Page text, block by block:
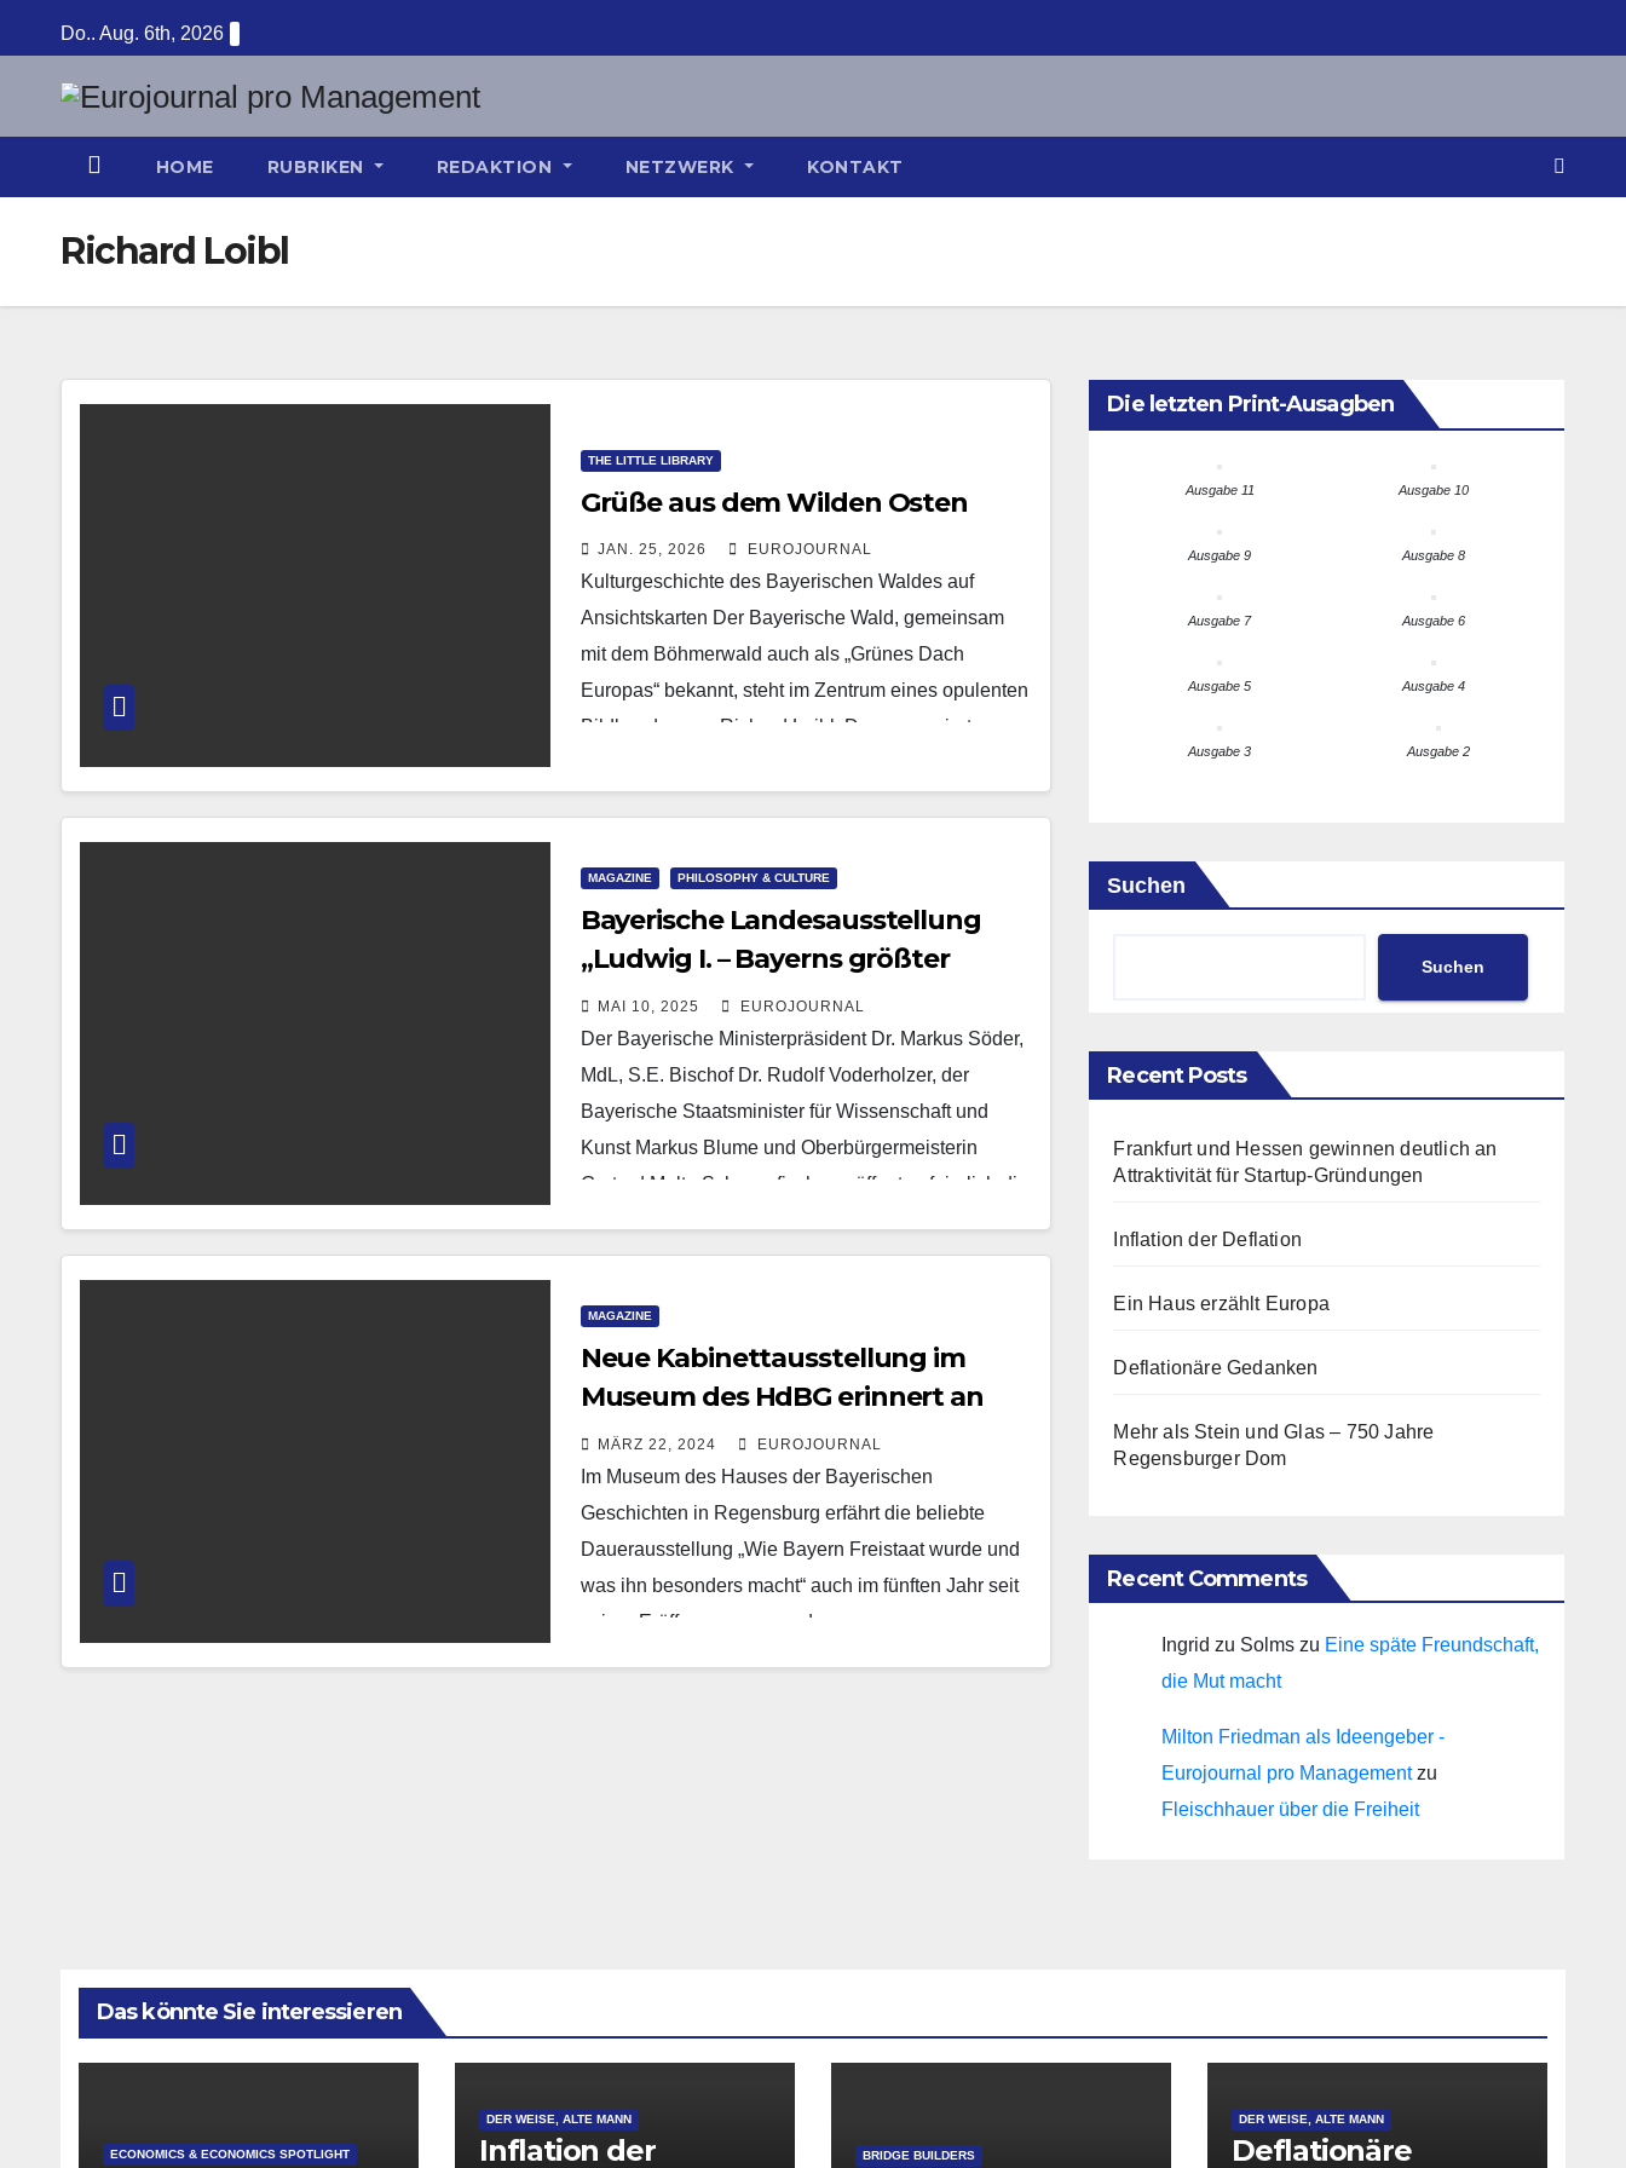
Inhalt
springen
Do.. Aug. 6th, 2026
HOME RUBRIKEN REDAKTION NETZWERK KONTAKT
Richard Loibl
THE LITTLE LIBRARY
Grüße aus dem Wilden Osten
JAN. 25, 2026 EUROJOURNAL
Kulturgeschichte des Bayerischen Waldes auf
Ansichtskarten Der Bayerische Wald, gemeinsam
mit dem Böhmerwald auch als „Grünes Dach
Europas“ bekannt, steht im Zentrum eines opulenten
Bildbandes von Richard Loibl. Der promovierte…
MAGAZINE PHILOSOPHY & CULTURE
Bayerische Landesausstellung
„Ludwig I. – Bayerns größter
König?“ eröffnet
MAI 10, 2025 EUROJOURNAL
Der Bayerische Ministerpräsident Dr. Markus Söder,
MdL, S.E. Bischof Dr. Rudolf Voderholzer, der
Bayerische Staatsminister für Wissenschaft und
Kunst Markus Blume und Oberbürgermeisterin
Gertrud Maltz-Schwarzfischer eröffneten feierlich die
MAGAZINE
Neue Kabinettausstellung im
Museum des HdBG erinnert an
Kriegsausbruch vor 110 Jahren
MÄRZ 22, 2024 EUROJOURNAL
Im Museum des Hauses der Bayerischen
Geschichten in Regensburg erfährt die beliebte
Dauerausstellung „Wie Bayern Freistaat wurde und
was ihn besonders macht“ auch im fünften Jahr seit
seiner Eröffnung spannende…
Die letzten Print-Ausagben
Ausgabe 11 Ausgabe 10
Ausgabe 9 Ausgabe 8
Ausgabe 7 Ausgabe 6
Ausgabe 5 Ausgabe 4
Ausgabe 3 Ausgabe 2
Suchen
Suchen
Recent Posts
Frankfurt und Hessen gewinnen deutlich an
Attraktivität für Startup-Gründungen
Inflation der Deflation
Ein Haus erzählt Europa
Deflationäre Gedanken
Mehr als Stein und Glas – 750 Jahre
Regensburger Dom
Recent Comments
Ingrid zu Solms zu Eine späte Freundschaft,
die Mut macht
Milton Friedman als Ideengeber -
Eurojournal pro Managementzu
Fleischhauer über die Freiheit
Das könnte Sie interessieren
ECONOMICS & ECONOMICS SPOTLIGHT
DER WEISE, ALTE MANN
Inflation der
BRIDGE BUILDERS
DER WEISE, ALTE MANN
Deflationäre